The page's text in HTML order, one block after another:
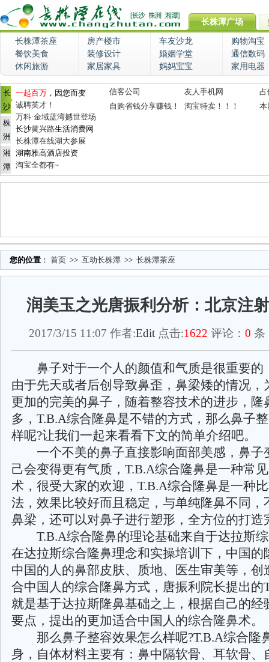
长株潭广场
长株潭茶座 房产楼市 车友沙龙
购物淘宝
餐饮美食
装修设计 婚姻学堂
通信数码
休闲旅游
家居家具 妈妈宝宝 家用电器
长
沙
株
洲
湘
潭
一起百万 ，因您而变
诚聘英才！
万科·金域蓝湾撼世登场
长沙黄兴路生活消费网
长株潭在线湖大参展
湖南雅高酒店投资
淘宝全都有~
信客公司 友人手机网
占
自购省钱分享赚钱！
淘宝特卖！！！ 本
您的位置 ： 首页 >> 互动长株潭 >> 长株潭茶座
润美玉之光唐振利分析：北京注
2017/3/15 11:07 作者:Edit 点击:1622 评论： 0 条
鼻子对于一个人的颜值和气质是很重要的
由于先天或者后创导致鼻歪，鼻梁矮的情况，
更加的完美的鼻子，随着整容技术的进步，隆
多，T.B.A综合隆鼻是不错的方式，那么鼻子
样呢?让我们一起来看看下文的简单介绍吧。
一个不美的鼻子直接影响面部美感，鼻子
己会变得更有气质，T.B.A综合隆鼻是一种常
术，很受大家的欢迎，T.B.A综合隆鼻是一种
法，效果比较好而且稳定，与单纯隆鼻不同，
鼻梁，还可以对鼻子进行塑形，全方位的打造
T.B.A综合隆鼻的理论基础来自于达拉斯综
在达拉斯综合隆鼻理念和实操培训下，中国的
中国的人的鼻部皮肤、质地、医生审美等，创
合中国人的综合隆鼻方式，唐振利院长提出的
就是基于达拉斯隆鼻基础之上，根据自己的经
要点，提出的更加适合中国人的综合隆鼻术。
那么鼻子整容效果怎么样呢?T.B.A综合隆
身，自体材料主要有：鼻中隔软骨、耳软骨、